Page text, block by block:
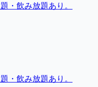
・飲み放題あり。
・飲み放題あり。